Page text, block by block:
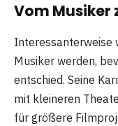
Vom Musiker
Interessanterweise
Musiker werden,
entschied. Seine
mit kleineren
für größere